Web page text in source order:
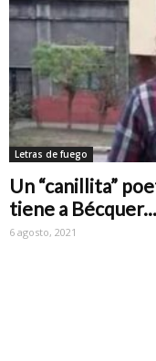
Letras de fuego
Un “canillita”
tiene a Bécquer...
6 agosto, 2021